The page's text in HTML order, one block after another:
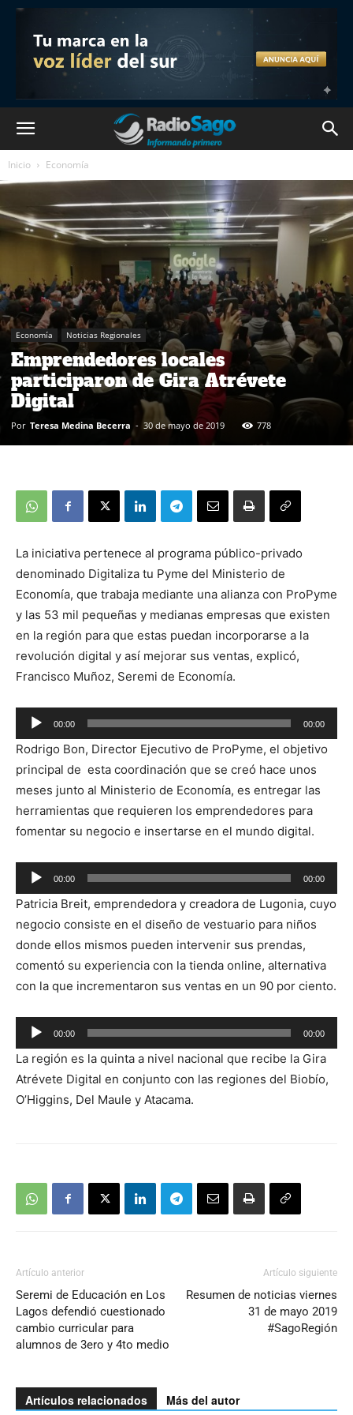
Inicio Economía
Economía Noticias Regionales
Emprendedores locales
participaron de Gira Atrévete
Digital
Por Teresa Medina Becerra - 30 de mayo de 2019 778
La iniciativa pertenece al programa público-privado
denominado Digitaliza tu Pyme del Ministerio de
Economía, que trabaja mediante una alianza con ProPyme
y las 53 mil pequeñas y medianas empresas que existen
en la región para que estas puedan incorporarse a la
revolución digital y así mejorar sus ventas, explicó,
Francisco Muñoz, Seremi de Economía.
Reproductor
de
audio
00:00 00:00
Rodrigo Bon, Director Ejecutivo de ProPyme, el objetivo
principal de esta coordinación que se creó hace unos
meses junto al Ministerio de Economía, es entregar las
herramientas que requieren los emprendedores para
fomentar su negocio e insertarse en el mundo digital.
Reproductor
de
audio
00:00 00:00
Patricia Breit, emprendedora y creadora de Lugonia, cuyo
negocio consiste en el diseño de vestuario para niños
donde ellos mismos pueden intervenir sus prendas,
comentó su experiencia con la tienda online, alternativa
con la que incrementaron sus ventas en un 90 por ciento.
Reproductor
de
audio
00:00 00:00
La región es la quinta a nivel nacional que recibe la Gira
Atrévete Digital en conjunto con las regiones del Biobío,
O’Higgins, Del Maule y Atacama.
Artículo anterior
Seremi de Educación en Los
Lagos defendió cuestionado
cambio curricular para
alumnos de 3ero y 4to medio
Artículo siguiente
Resumen de noticias viernes
31 de mayo 2019
#SagoRegión
Artículos relacionados Más del autor